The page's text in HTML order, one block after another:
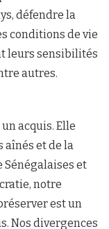
défendre la
conditions de vie
leurs sensibilités
autres.
acquis. Elle
aînés et de la
et
notre
est un
Nos divergences